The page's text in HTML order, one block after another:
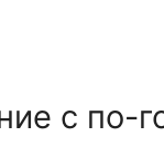
с по-